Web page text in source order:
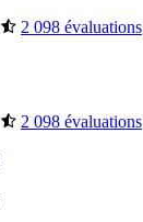
2 098 évaluations
2 098 évaluations